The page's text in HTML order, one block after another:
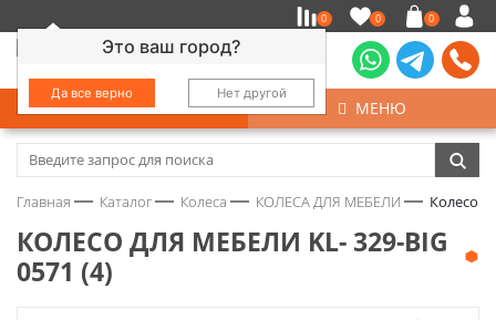
Это ваш город?
Да все верно Нет другой
0 0 0
КАТАЛОГ МЕНЮ
Замочно-скобяные изделия
Колеса
Главная Каталог Колеса КОЛЕСА ДЛЯ МЕБЕЛИ Колесо
КОЛЕСО ДЛЯ МЕБЕЛИ KL- 329-BIG
0571 (4)